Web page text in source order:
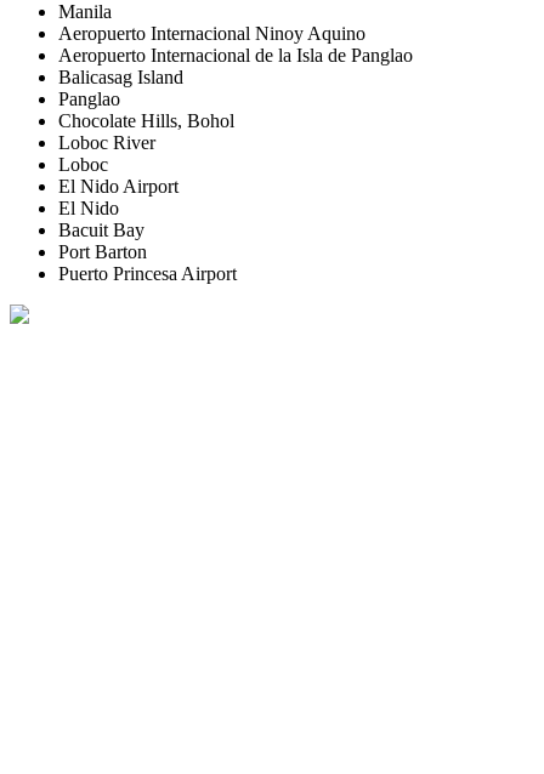
Manila
Aeropuerto Internacional Ninoy Aquino
Aeropuerto Internacional de la Isla de Panglao
Balicasag Island
Panglao
Chocolate Hills, Bohol
Loboc River
Loboc
El Nido Airport
El Nido
Bacuit Bay
Port Barton
Puerto Princesa Airport